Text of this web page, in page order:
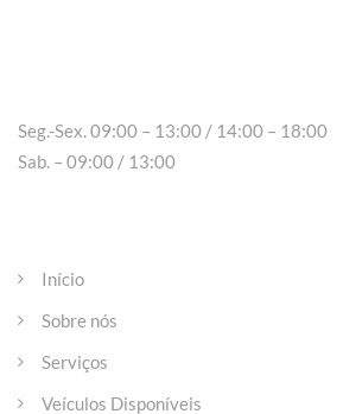
Seg.-Sex. 09:00 – 13:00 / 14:00 – 18:00
Sab. – 09:00 / 13:00
Início
Sobre nós
Serviços
Veículos Disponíveis